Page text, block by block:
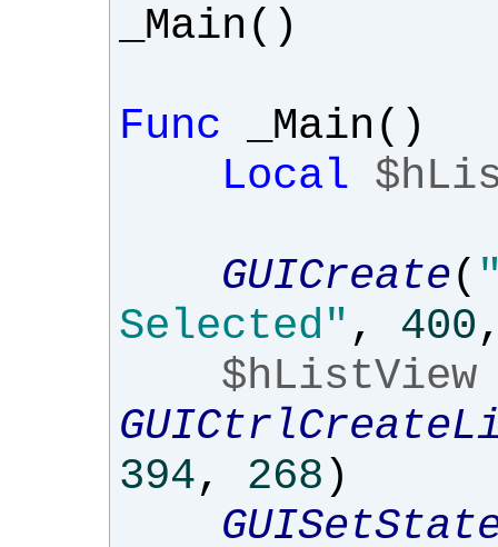
_Main ()
Func _Main ()
Local
GUICreate(
Selected" , 400
$hListView
394, 268 )